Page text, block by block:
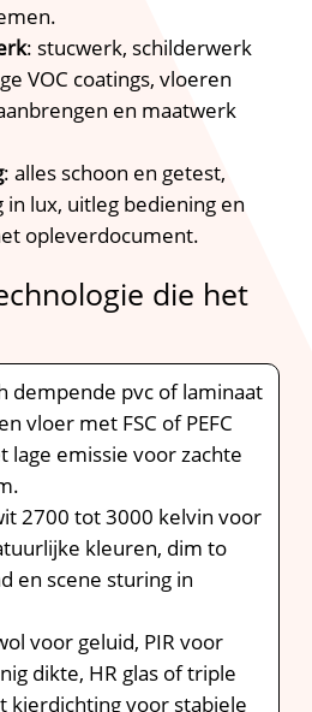
: stucwerk, schilderwerk
VOC coatings, vloeren
en maatwerk
: alles schoon en getest,
lux, uitleg bediening en
opleverdocument.​
die het
dempende pvc of laminaat
vloer met FSC of PEFC
emissie voor zachte
2700 tot 3000 kelvin voor
kleuren, dim to
en scene sturing in
voor geluid, PIR voor
dikte, HR glas of triple
kierdichting voor stabiele